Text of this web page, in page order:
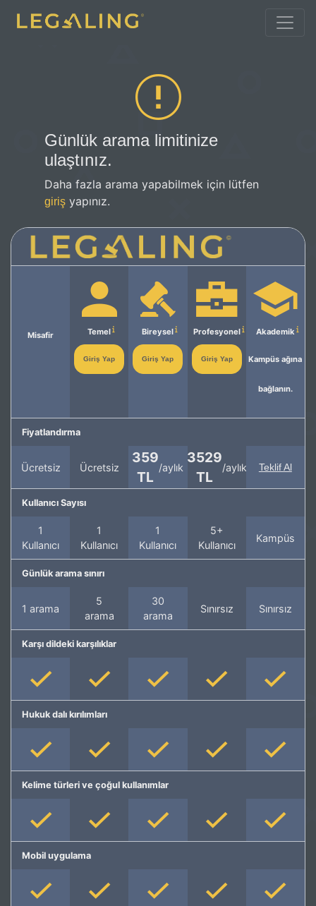
Günlük arama limitinize
ulaştınız.
Daha fazla arama yapabilmek için lütfen
giriş yapınız.
Misafir Temel
Giriş Yap
Bireysel
Giriş Yap
Profesyonel
Giriş Yap
Akademik
Kampüs ağına
bağlanın.
Fiyatlandırma
Ücretsiz Ücretsiz
359
TL
/aylık
3529
TL
/aylık Teklif Al
Kullanıcı Sayısı
1
Kullanıcı
1
Kullanıcı
1
Kullanıcı
5+
Kullanıcı
Kampüs
Günlük arama sınırı
1 arama
5
arama
30
arama
Sınırsız Sınırsız
Karşı dildeki karşılıklar
Hukuk dalı kırılımları
Kelime türleri ve çoğul kullanımlar
Mobil uygulama